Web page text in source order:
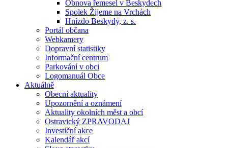
Obnova řemesel v Beskydech
Spolek Žijeme na Vrchách
Hnízdo Beskydy, z. s.
Portál občana
Webkamery
Dopravní statistiky
Informační centrum
Parkování v obci
Logomanuál Obce
Aktuálně
Obecní aktuality
Upozornění a oznámení
Aktuality okolních měst a obcí
Ostravický ZPRAVODAJ
Investiční akce
Kalendář akcí